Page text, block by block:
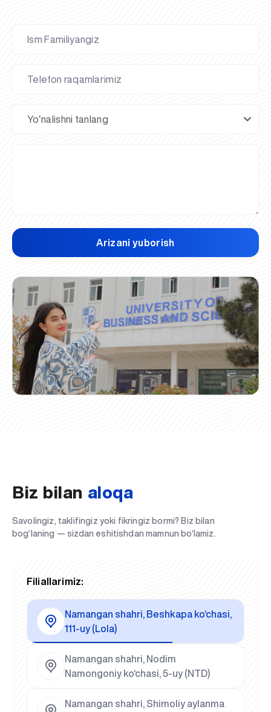
Arizani yuborish
Biz bilan aloqa
Savolingiz, taklifingiz yoki fikringiz bormi? Biz bilan
bog‘laning — sizdan eshitishdan mamnun bo‘lamiz.
Filiallarimiz:
Namangan shahri, Beshkapa ko‘chasi,
111-uy (Lola)
Namangan shahri, Nodim
Namongoniy ko‘chasi, 5-uy (NTD)
Namangan shahri, Shimoliy aylanma